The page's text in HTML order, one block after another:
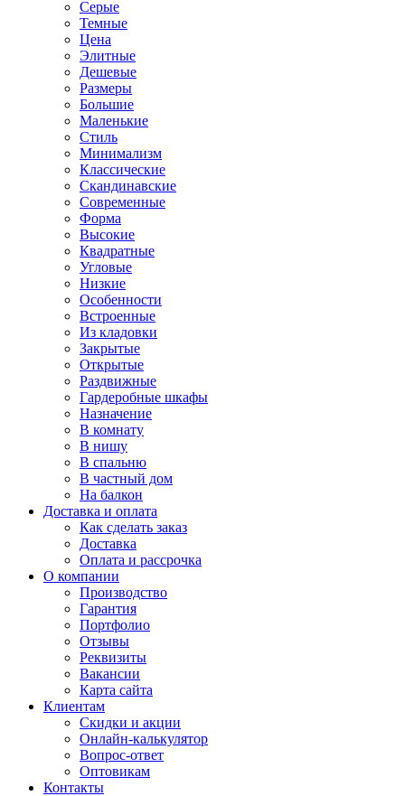
Серые
Темные
Цена
Элитные
Дешевые
Размеры
Большие
Маленькие
Стиль
Минимализм
Классические
Скандинавские
Современные
Форма
Высокие
Квадратные
Угловые
Низкие
Особенности
Встроенные
Из кладовки
Закрытые
Открытые
Раздвижные
Гардеробные шкафы
Назначение
В комнату
В нишу
В спальню
В частный дом
На балкон
Доставка и оплата
Как сделать заказ
Доставка
Оплата и рассрочка
О компании
Производство
Гарантия
Портфолио
Отзывы
Реквизиты
Вакансии
Карта сайта
Клиентам
Скидки и акции
Онлайн-калькулятор
Вопрос-ответ
Оптовикам
Контакты